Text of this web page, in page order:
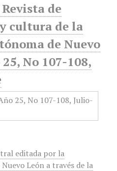
de
cultura de la
de Nuevo
No 107-108,
editada por la
León a través de la